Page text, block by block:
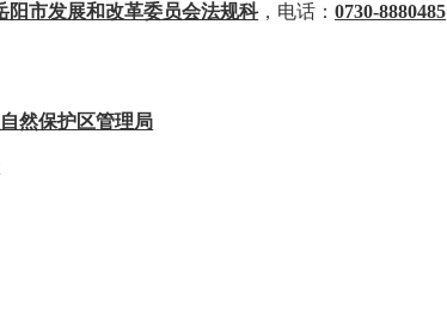
阳市发展和改革委员会法规科，电话：0730-8880485
然保护区管理局